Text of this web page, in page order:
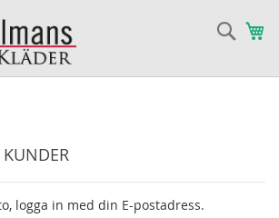
Sök
KUNDER
logga in med din E-postadress.